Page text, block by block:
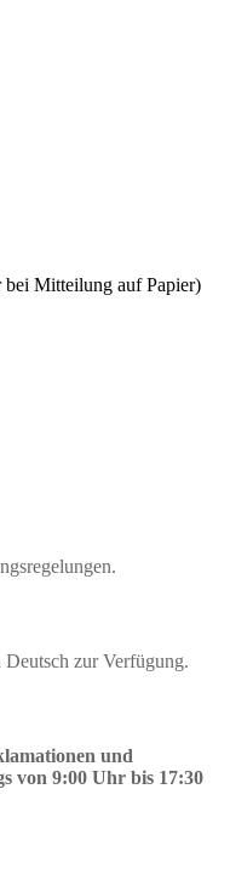
bei Mitteilung auf Papier)
Deutsch zur Verfügung.
und
von 9:00 Uhr bis 17:30